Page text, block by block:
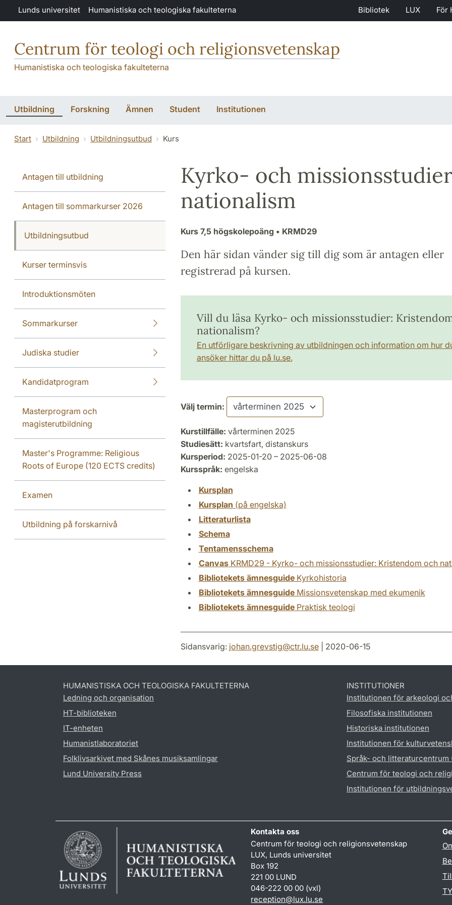
Hoppa till huvudinnehåll
Lunds universitet Humanistiska och teologiska fakulteterna Bibliotek LUX För
Centrum för teologi och religionsvetenskap
Humanistiska och teologiska fakulteterna
Utbildning Forskning Ämnen Student Institutionen
Start Utbildning Utbildningsutbud Kurs
Antagen till utbildning
Antagen till sommarkurser 2026
Utbildningsutbud
Kurser terminsvis
Introduktionsmöten
Sommarkurser
Judiska studier
Kandidatprogram
Masterprogram och
magisterutbildning
Master's Programme: Religious
Roots of Europe (120 ECTS credits)
Examen
Utbildning på forskarnivå
Kyrko- och
nationalism
Kurs 7,5 högskolepoäng • KRMD29
Den här sidan vänder sig till dig som är antagen eller
registrerad på kursen.
Vill du läsa Kyrko- och missionsstudier:
nationalism?
En utförligare beskrivning av utbildningen och information om hur
ansöker hittar du på lu.se.
Välj termin:
Kurstillfälle: vårterminen 2025
Studiesätt: kvartsfart, distanskurs
Kursperiod: 2025-01-20 – 2025-06-08
Kursspråk: engelska
Kursplan
Kursplan (på engelska)
Litteraturlista
Schema
Tentamensschema
CanvasKRMD29 - Kyrko- och missionsstudier: Kristendom och
Bibliotekets ämnesguideKyrkohistoria
Bibliotekets ämnesguideMissionsvetenskap med ekumenik
Bibliotekets ämnesguidePraktisk teologi
Sidansvarig: johan.grevstig@ctr.lu.se| 2020-06-15
HUMANISTISKA OCH TEOLOGISKA FAKULTETERNA
Ledning och organisation
HT-biblioteken
IT-enheten
Humanistlaboratoriet
Folklivsarkivet med Skånes musiksamlingar
Lund University Press
INSTITUTIONER
Institutionen för arkeologi
Filosofiska institutionen
Historiska institutionen
Institutionen för
Språk- och litteraturcentrum
Centrum för teologi och
Institutionen för
Kontakta oss
Centrum för teologi och religionsvetenskap
LUX, Lunds universitet
Box 192
221 00 LUND
046-222 00 00 (vxl)
reception@lux.lu.se